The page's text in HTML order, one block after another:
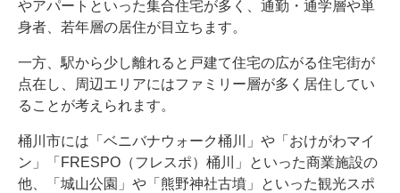
やアパートといった集合住宅が多く、通勤・通学層や単
身者、若年層の居住が目立ちます。
一方、駅から少し離れると戸建て住宅の広がる住宅街が
点在し、周辺エリアにはファミリー層が多く居住してい
ることが考えられます。
桶川市には「ベニバナウォーク桶川」や「おけがわマイ
ン」「FRESPO（フレスポ）桶川」といった商業施設の
他、「城山公園」や「熊野神社古墳」といった観光スポ